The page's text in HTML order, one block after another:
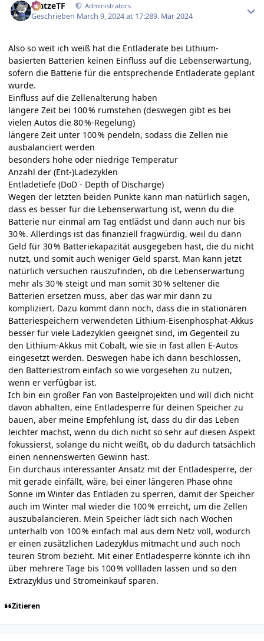
MatzeTF Administrators
Geschrieben March 9, 2024 at 17:289. Mär 2024
Also so weit ich weiß hat die Entladerate bei Lithium-
basierten Batterien keinen Einfluss auf die Lebenserwartung,
sofern die Batterie für die entsprechende Entladerate geplant
wurde.
Einfluss auf die Zellenalterung haben
längere Zeit bei 100 % rumstehen (deswegen gibt es bei
vielen Autos die 80 %-Regelung)
längere Zeit unter 100 % pendeln, sodass die Zellen nie
ausbalanciert werden
besonders hohe oder niedrige Temperatur
Anzahl der (Ent-)Ladezyklen
Entladetiefe (DoD - Depth of Discharge)
Wegen der letzten beiden Punkte kann man natürlich sagen,
dass es besser für die Lebenserwartung ist, wenn du die
Batterie nur einmal am Tag entlädst und dann auch nur bis
30 %. Allerdings ist das finanziell fragwürdig, weil du dann
Geld für 30 % Batteriekapazität ausgegeben hast, die du nicht
nutzt, und somit auch weniger Geld sparst. Man kann jetzt
natürlich versuchen rauszufinden, ob die Lebenserwartung
mehr als 30 % steigt und man somit 30 % seltener die
Batterien ersetzen muss, aber das war mir dann zu
kompliziert. Dazu kommt dann noch, dass die in stationären
Batteriespeichern verwendeten Lithium-Eisenphosphat-Akkus
besser für viele Ladezyklen geeignet sind, im Gegenteil zu
den Lithium-Akkus mit Cobalt, wie sie in fast allen E-Autos
eingesetzt werden. Deswegen habe ich dann beschlossen,
den Batteriestrom einfach so wie vorgesehen zu nutzen,
wenn er verfügbar ist.
Ich bin ein großer Fan von Bastelprojekten und will dich nicht
davon abhalten, eine Entladesperre für deinen Speicher zu
bauen, aber meine Empfehlung ist, dass du dir das Leben
leichter machst, wenn du dich nicht so sehr auf diesen Aspekt
fokussierst, solange du nicht weißt, ob du dadurch tatsächlich
einen nennenswerten Gewinn hast.
Ein durchaus interessanter Ansatz mit der Entladesperre, der
mit gerade einfällt, wäre, bei einer längeren Phase ohne
Sonne im Winter das Entladen zu sperren, damit der Speicher
auch im Winter mal wieder die 100 % erreicht, um die Zellen
auszubalancieren. Mein Speicher lädt sich nach Wochen
unterhalb von 100 % einfach mal aus dem Netz voll, wodurch
er einen zusätzlichen Ladezyklus mitmacht und auch noch
teuren Strom bezieht. Mit einer Entladesperre könnte ich ihn
über mehrere Tage bis 100 % vollladen lassen und so den
Extrazyklus und Stromeinkauf sparen.
Zitieren